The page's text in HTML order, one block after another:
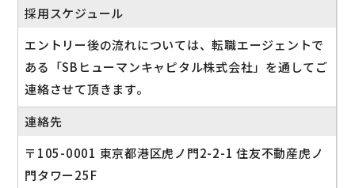
採用スケジュール
エントリー後の流れについては、転職エージェントで
ある「SBヒューマンキャピタル株式会社」を通してご
連絡させて頂きます。
連絡先
〒105-0001 東京都港区虎ノ門2-2-1 住友不動産虎ノ
門タワー25F